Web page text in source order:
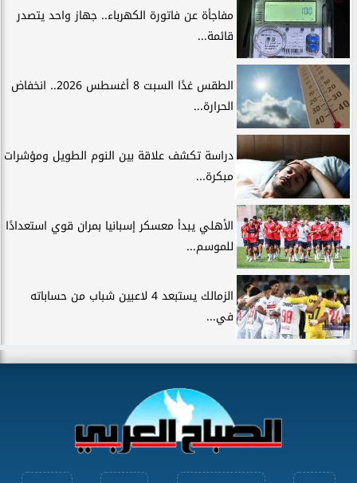
مفاجأة عن فاتورة الكهرباء.. جهاز واحد يتصدر
قائمة...
الطقس غدًا السبت 8 أغسطس 2026.. انخفاض
الحرارة...
دراسة تكشف علاقة بين النوم الطويل ومؤشرات
مبكرة...
الأهلي يبدأ معسكر إسبانيا بمران قوي استعدادًا
للموسم...
الزمالك يستبعد 4 لاعبين شباب من حساباته
في...